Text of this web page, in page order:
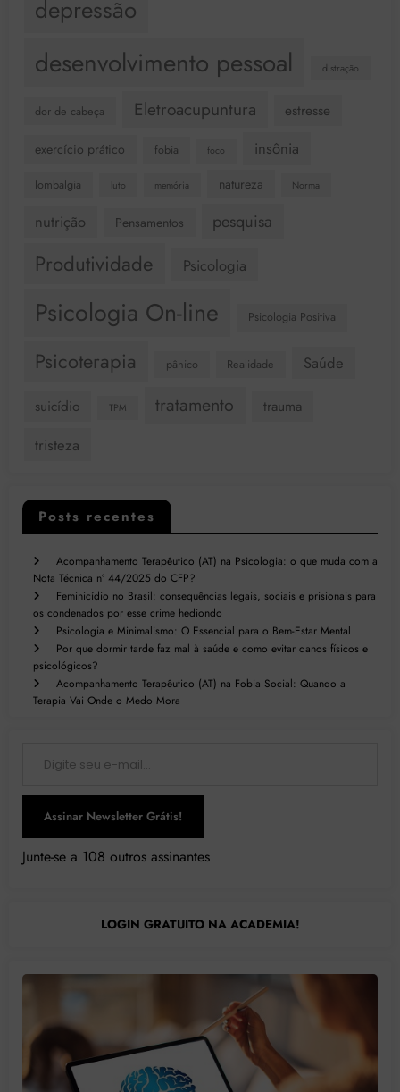
depressão
desenvolvimento pessoal distração
dor de cabeça Eletroacupuntura estresse
exercício prático fobia foco insônia
lombalgia luto memória natureza Norma
nutrição Pensamentos pesquisa
Produtividade Psicologia
Psicologia On-line Psicologia Positiva
Psicoterapia pânico Realidade Saúde
suicídio TPM tratamento trauma
tristeza
Posts recentes
Acompanhamento Terapêutico (AT) na Psicologia: o que muda com a
Nota Técnica nº 44/2025 do CFP?
Feminicídio no Brasil: consequências legais, sociais e prisionais para
os condenados por esse crime hediondo
Psicologia e Minimalismo: O Essencial para o Bem-Estar Mental
Por que dormir tarde faz mal à saúde e como evitar danos físicos e
psicológicos?
Acompanhamento Terapêutico (AT) na Fobia Social: Quando a
Terapia Vai Onde o Medo Mora
Assinar Newsletter Grátis!
Junte-se a 108 outros assinantes
LOGIN GRATUITO NA ACADEMIA!